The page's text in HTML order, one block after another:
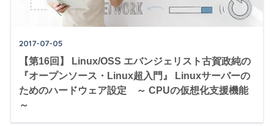
2017-07-05
【第16回】 Linux/OSS エバンジェリスト古賀政純の
『オープンソース・Linux超入門』 Linuxサーバーの
ためのハードウェア設定 ～ CPUの仮想化支援機能
～